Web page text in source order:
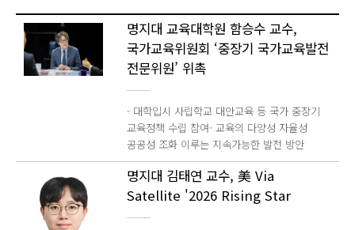
명지대 교육대학원 함승수 교수,
국가교육위원회 ‘중장기 국가교육발전
전문위원’ 위촉
- 대학입시 사립학교 대안교육 등 국가 중장기
교육정책 수립 참여- 교육의 다양성 자율성
공공성 조화 이루는 지속가능한 발전 방안
모색명지대학교(총장 임연수)는 교육대학원
함승수 교수가 국가교육위원회 산하 중장기
국가교육발전 전문위원회 위원으로 위촉됐다고
명지대 김태연 교수, 美 Via
Satellite '2026 Rising Star